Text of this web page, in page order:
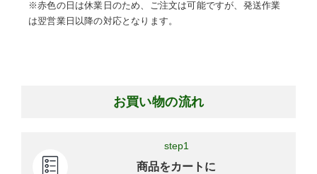
※赤色の日は休業日のため、ご注文は可能ですが、発送作業
は翌営業日以降の対応となります。
お買い物の流れ
step1
商品をカートに